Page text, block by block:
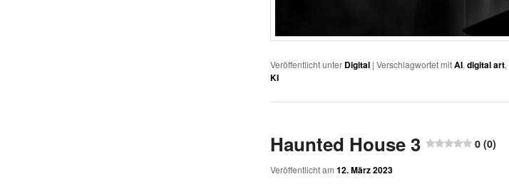
Veröffentlicht unter Digital |Verschlagwortet mit AI,digital art,
KI
Haunted House 3 0 (0)
Veröffentlicht am12. März 2023